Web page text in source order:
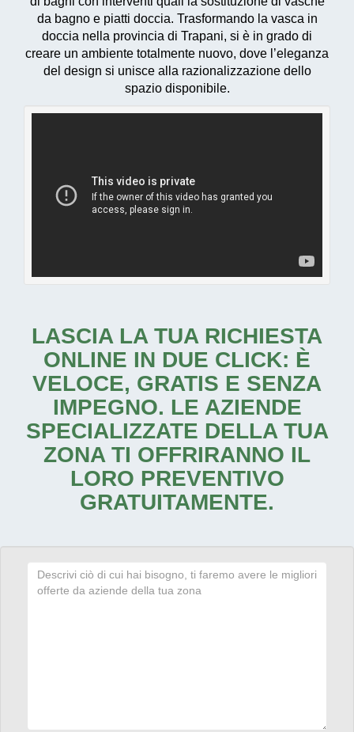
da bagno e piatti doccia. Trasformando la vasca in
doccia nella provincia di Trapani, si è in grado di
creare un ambiente totalmente nuovo, dove l’eleganza
del design si unisce alla razionalizzazione dello
spazio disponibile.
LASCIA LA TUA RICHIESTA
ONLINE IN DUE CLICK: È
VELOCE, GRATIS E SENZA
IMPEGNO. LE AZIENDE
SPECIALIZZATE DELLA TUA
ZONA TI OFFRIRANNO IL
LORO PREVENTIVO
GRATUITAMENTE.